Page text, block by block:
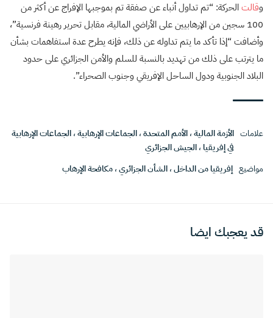
وقالتالحركة: “تم تداول أنباء عن صفقة تم بموجبها الإفراج عن أكثر من
100 سجين من الإرهابيين على الأراضي المالية، مقابل تحرير رهينة فرنسية”،
وأضافت “إذا تأكد ما يتم تداوله عن ذلك، فإنه يطرح عدة استفاهمات بشأن
ما يترتب على ذلك من تهديد بالنسبة للسلم والأمن الجزائري على حدود
البلاد الجنوبية ودول الساحل الإفريقي وجنوب الصحراء”.
علامات الأزمة المالية،الأمم المتحدة،الجماعات الإرهابية،الجماعات الإرهابية
في إفريقيا،الجيش الجزائري
مواضيع إفريقيا من الداخل،الشأن الجزائري،مكافحة الإرهاب
قد يعجبك ايضا